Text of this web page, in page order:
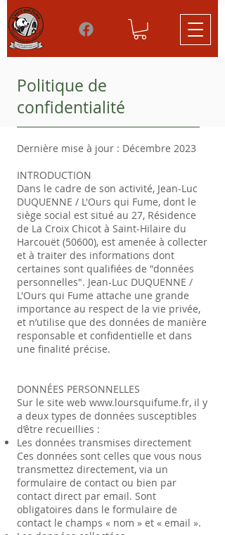
Politique de
confidentialité
Dernière mise à jour : Décembre 2023
INTRODUCTION
Dans le cadre de son activité, Jean-Luc
DUQUENNE / L'Ours qui Fume, dont le
siège social est situé au 27, Résidence
de La Croix Chicot à Saint-Hilaire du
Harcouët (50600), est amenée à collecter
et à traiter des informations dont
certaines sont qualifiées de "données
personnelles". Jean-Luc DUQUENNE /
L'Ours qui Fume attache une grande
importance au respect de la vie privée,
et n’utilise que des données de manière
responsable et confidentielle et dans
une finalité précise.
DONNÉES PERSONNELLES
Sur le site web www.loursquifume.fr, il y
a deux types de données susceptibles
d’être recueillies :
Les données transmises directement
Ces données sont celles que vous nous
transmettez directement, via un
formulaire de contact ou bien par
contact direct par email. Sont
obligatoires dans le formulaire de
contact le champs « nom » et « email ».